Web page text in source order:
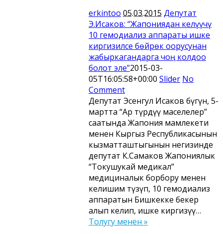
erkintoo 05.03.2015 Депутат
Э.Исаков: “Жапониядан келүүчү
10 гемодиализ аппараты ишке
киргизилсе бөйрөк оорусунан
жабыркагандарга чоң колдоо
болот эле”2015-03-
05T16:05:58+00:00 Slider No
Comment
Депутат Эсенгул Исаков бүгүн, 5-
мартта “Ар түрдүү маселелер”
саатында Жапония мамлекети
менен Кыргыз Республикасынын
кызматташтыгынын негизинде
депутат К.Самаков Жапониялык
“Токушукай медикал”
медициналык борбору менен
келишим түзүп, 10 гемодиализ
аппаратын Бишкекке бекер
алып келип, ишке киргизүү…
Толугу менен »